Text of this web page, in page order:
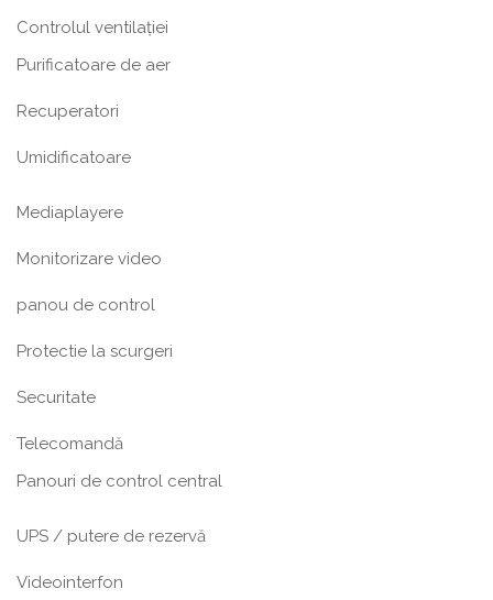
Controlul ventilației
Purificatoare de aer
Recuperatori
Umidificatoare
Mediaplayere
Monitorizare video
panou de control
Protectie la scurgeri
Securitate
Telecomandă
Panouri de control central
UPS / putere de rezervă
Videointerfon